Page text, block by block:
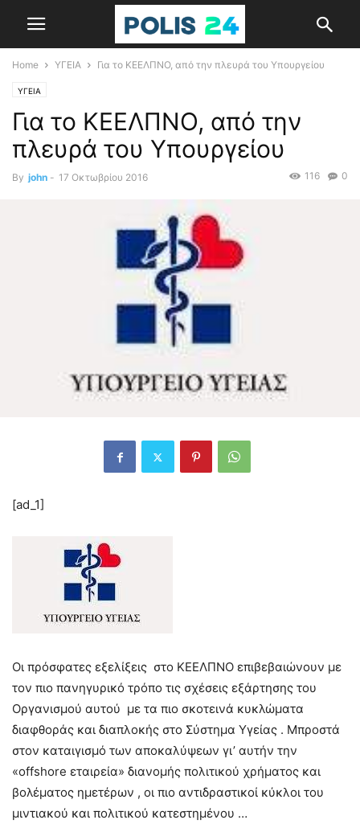
Home ΥΓΕΙΑ Για το ΚΕΕΛΠΝΟ, από την πλευρά του Υπουργείου
ΥΓΕΙΑ
Για το ΚΕΕΛΠΝΟ, από την
πλευρά του Υπουργείου
By john - 17 Οκτωβρίου 2016 0
116
[ad_1]
Οι πρόσφατες εξελίξεις στο ΚΕΕΛΠΝΟ επιβεβαιώνουν με
τον πιο πανηγυρικό τρόπο τις σχέσεις εξάρτησης του
Οργανισμού αυτού με τα πιο σκοτεινά κυκλώματα
διαφθοράς και διαπλοκής στο Σύστημα Υγείας . Μπροστά
στον καταιγισμό των αποκαλύψεων γι’ αυτήν την
«offshore εταιρεία» διανομής πολιτικού χρήματος και
βολέματος ημετέρων , οι πιο αντιδραστικοί κύκλοι του
μιντιακού και πολιτικού κατεστημένου …